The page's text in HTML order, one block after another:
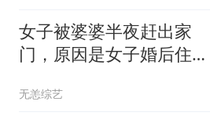
女子被婆婆半夜赶出家
门，原因是女子婚后住的
无恙综艺